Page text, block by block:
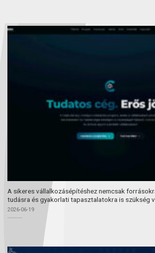
A sikeres vállalkozásépítéshez nemcsak
tudásra és gyakorlati tapasztalatokra is szükség
2026-06-19